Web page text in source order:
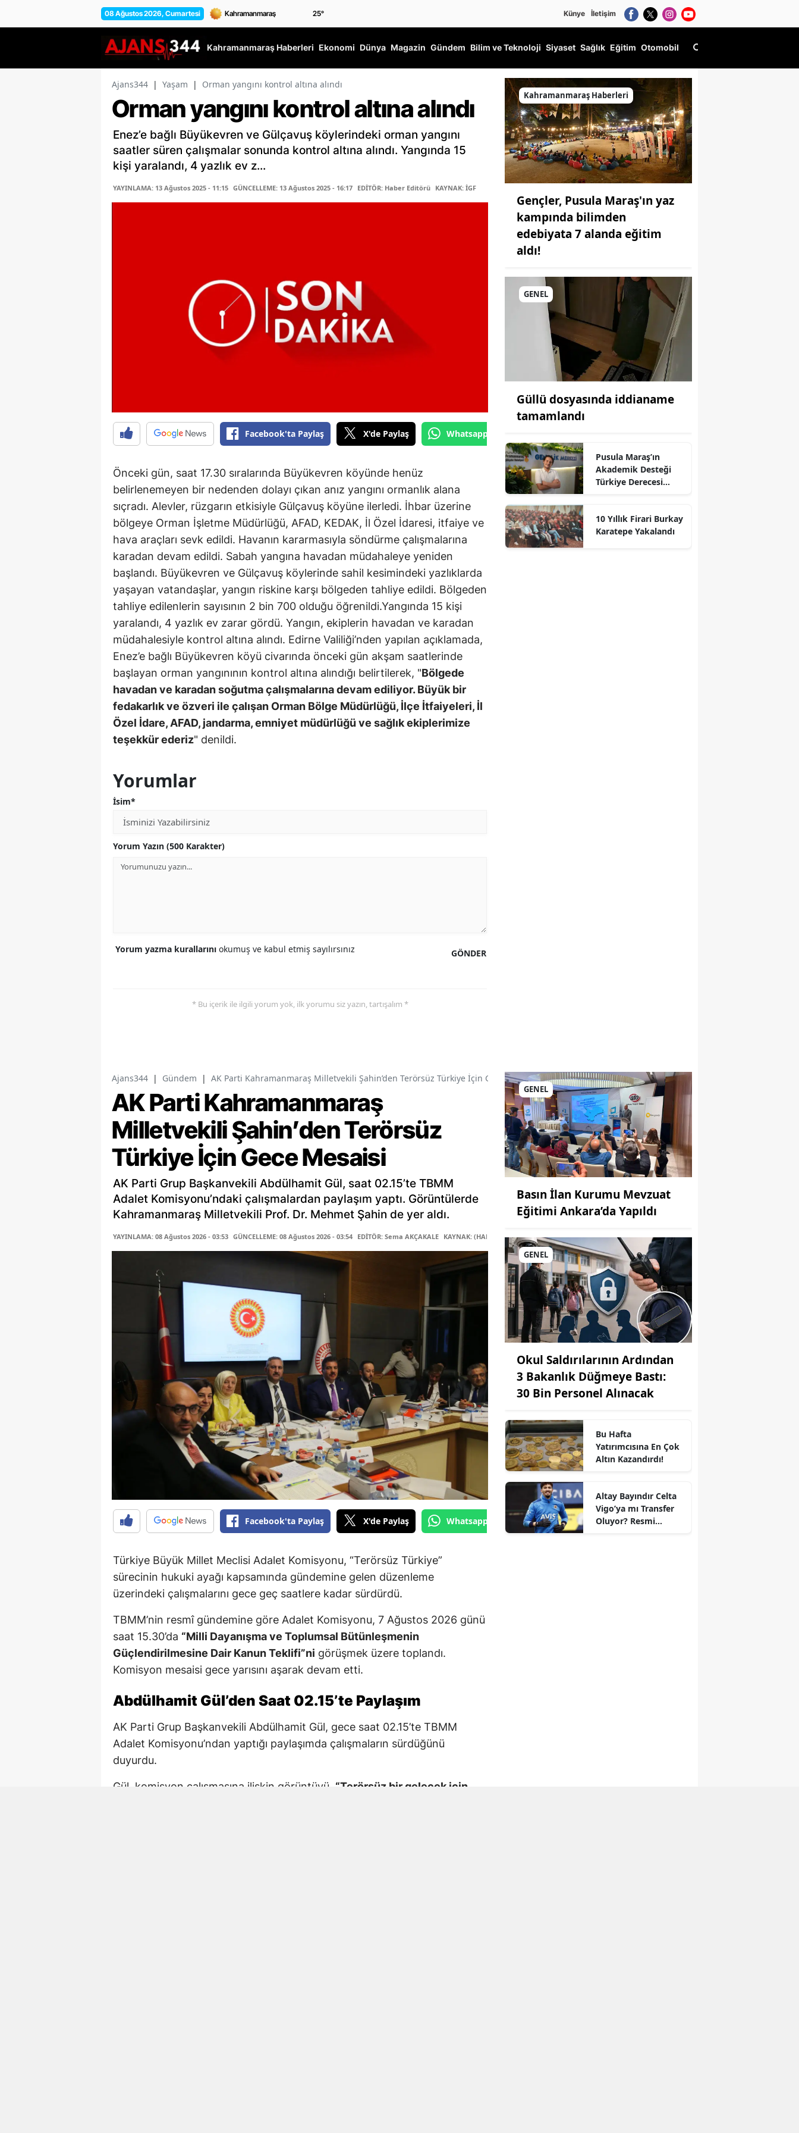
08 Ağustos 2026, Cumartesi 25° Künye İletişim
Kahramanmaraş Haberleri Ekonomi Dünya Magazin Gündem Bilim ve Teknoloji Siyaset Sağlık Eğitim Otomobil
Ajans344 | Yaşam | Orman yangını kontrol altına alındı
Orman yangını kontrol altına alındı
Enez’e bağlı Büyükevren ve Gülçavuş köylerindeki orman yangını
saatler süren çalışmalar sonunda kontrol altına alındı. Yangında 15
kişi yaralandı, 4 yazlık ev z...
YAYINLAMA: 13 Ağustos 2025 - 11:15 GÜNCELLEME: 13 Ağustos 2025 - 16:17 EDİTÖR: Haber Editörü KAYNAK: İGF
Facebook'ta Paylaş X'de Paylaş Whatsapp'tan Gönder
Önceki gün, saat 17.30 sıralarında Büyükevren köyünde henüz
belirlenemeyen bir nedenden dolayı çıkan anız yangını ormanlık alana
sıçradı. Alevler, rüzgarın etkisiyle Gülçavuş köyüne ilerledi. İhbar üzerine
bölgeye Orman İşletme Müdürlüğü, AFAD, KEDAK, İl Özel İdaresi, itfaiye ve
hava araçları sevk edildi. Havanın kararmasıyla söndürme çalışmalarına
karadan devam edildi. Sabah yangına havadan müdahaleye yeniden
başlandı. Büyükevren ve Gülçavuş köylerinde sahil kesimindeki yazlıklarda
yaşayan vatandaşlar, yangın riskine karşı bölgeden tahliye edildi. Bölgeden
tahliye edilenlerin sayısının 2 bin 700 olduğu öğrenildi.Yangında 15 kişi
yaralandı, 4 yazlık ev zarar gördü. Yangın, ekiplerin havadan ve karadan
müdahalesiyle kontrol altına alındı. Edirne Valiliği’nden yapılan açıklamada,
Enez’e bağlı Büyükevren köyü civarında önceki gün akşam saatlerinde
başlayan orman yangınının kontrol altına alındığı belirtilerek, "Bölgede
havadan ve karadan soğutma çalışmalarına devam ediliyor. Büyük bir
fedakarlık ve özveri ile çalışan Orman Bölge Müdürlüğü, İlçe İtfaiyeleri, İl
Özel İdare, AFAD, jandarma, emniyet müdürlüğü ve sağlık ekiplerimize
teşekkür ederiz" denildi.
Yorumlar
İsim*
Yorum Yazın (500 Karakter)
GÖNDER
Yorum yazma kurallarını okumuş ve kabul etmiş sayılırsınız
* Bu içerik ile ilgili yorum yok, ilk yorumu siz yazın, tartışalım *
Kahramanmaraş Haberleri
Gençler, Pusula Maraş'ın yaz
kampında bilimden
edebiyata 7 alanda eğitim
aldı!
GENEL
Güllü dosyasında iddianame
tamamlandı
Pusula Maraş’ın
Akademik Desteği
Türkiye Derecesi
10 Yıllık Firari Burkay
Karatepe Yakalandı
Ajans344 | Gündem | AK Parti Kahramanmaraş Milletvekili Şahin’den Terörsüz Türkiye İçin Gece Mesaisi
AK Parti Kahramanmaraş
Milletvekili Şahin’den Terörsüz
Türkiye İçin Gece Mesaisi
AK Parti Grup Başkanvekili Abdülhamit Gül, saat 02.15’te TBMM
Adalet Komisyonu’ndaki çalışmalardan paylaşım yaptı. Görüntülerde
Kahramanmaraş Milletvekili Prof. Dr. Mehmet Şahin de yer aldı.
YAYINLAMA: 08 Ağustos 2026 - 03:53 GÜNCELLEME: 08 Ağustos 2026 - 03:54 EDİTÖR: Sema AKÇAKALE KAYNAK: (HABER MERKEZİ) MUHABİR: Elife Karaarslan
Facebook'ta Paylaş X'de Paylaş Whatsapp'tan Gönder
Türkiye Büyük Millet Meclisi Adalet Komisyonu, “Terörsüz Türkiye”
sürecinin hukuki ayağı kapsamında gündemine gelen düzenleme
üzerindeki çalışmalarını gece geç saatlere kadar sürdürdü.
TBMM’nin resmî gündemine göre Adalet Komisyonu, 7 Ağustos 2026 günü
saat 15.30’da “Milli Dayanışma ve Toplumsal Bütünleşmenin
Güçlendirilmesine Dair Kanun Teklifi”ni görüşmek üzere toplandı.
Komisyon mesaisi gece yarısını aşarak devam etti.
Abdülhamit Gül’den Saat 02.15’te Paylaşım
AK Parti Grup Başkanvekili Abdülhamit Gül, gece saat 02.15’te TBMM
Adalet Komisyonu’ndan yaptığı paylaşımda çalışmaların sürdüğünü
duyurdu.
Gül, komisyon çalışmasına ilişkin görüntüyü, “Terörsüz bir gelecek için
GENEL
Basın İlan Kurumu Mevzuat
Eğitimi Ankara’da Yapıldı
GENEL
Okul Saldırılarının Ardından
3 Bakanlık Düğmeye Bastı:
30 Bin Personel Alınacak
Bu Hafta
Yatırımcısına En Çok
Altın Kazandırdı!
Altay Bayındır Celta
Vigo’ya mı Transfer
Oluyor? Resmi